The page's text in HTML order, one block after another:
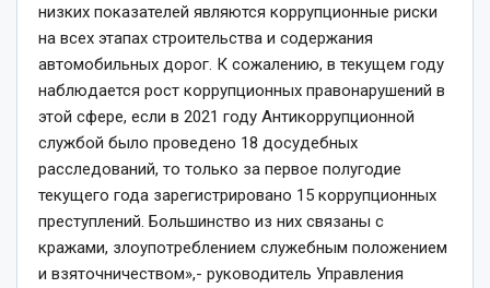
низких показателей являются коррупционные риски
на всех этапах строительства и содержания
автомобильных дорог. К сожалению, в текущем году
наблюдается рост коррупционных правонарушений в
этой сфере, если в 2021 году Антикоррупционной
службой было проведено 18 досудебных
расследований, то только за первое полугодие
текущего года зарегистрировано 15 коррупционных
преступлений. Большинство из них связаны с
кражами, злоупотреблением служебным положением
и взяточничеством»,- руководитель Управления